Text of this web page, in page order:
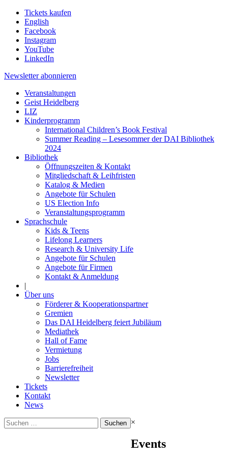
Tickets kaufen
English
Facebook
Instagram
YouTube
LinkedIn
Newsletter abonnieren
Veranstaltungen
Geist Heidelberg
LIZ
Kinderprogramm
International Children’s Book Festival
Summer Reading – Lesesommer der DAI Bibliothek
2024
Bibliothek
Öffnungszeiten & Kontakt
Mitgliedschaft & Leihfristen
Katalog & Medien
Angebote für Schulen
US Election Info
Veranstaltungsprogramm
Sprachschule
Kids & Teens
Lifelong Learners
Research & University Life
Angebote für Schulen
Angebote für Firmen
Kontakt & Anmeldung
|
Über uns
Förderer & Kooperationspartner
Gremien
Das DAI Heidelberg feiert Jubiläum
Mediathek
Hall of Fame
Vermietung
Jobs
Barrierefreiheit
Newsletter
Tickets
Kontakt
News
Suchen
nach:
×
Events